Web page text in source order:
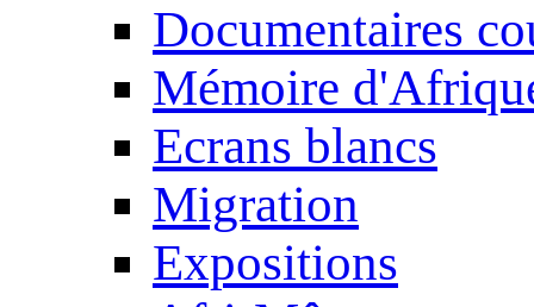
Documentaires
Mémoire
Ecrans blancs
Migration
Expositions